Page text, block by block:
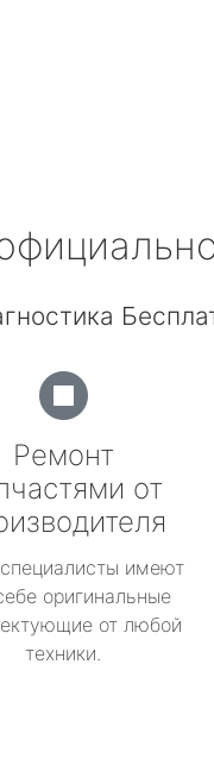
Ремонт
от
имеют
оригинальные
от любой
техники.